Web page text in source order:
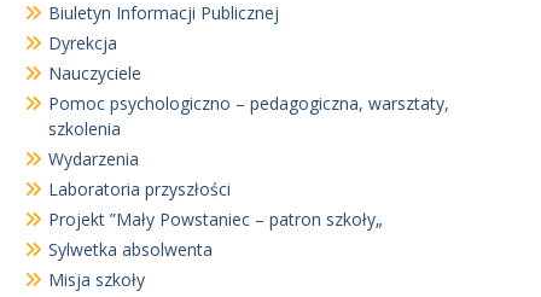
Biuletyn Informacji Publicznej
Dyrekcja
Nauczyciele
Pomoc psychologiczno – pedagogiczna, warsztaty,
szkolenia
Wydarzenia
Laboratoria przyszłości
Projekt ”Mały Powstaniec – patron szkoły„
Sylwetka absolwenta
Misja szkoły